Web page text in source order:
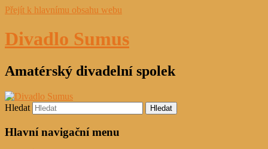
Přejít k hlavnímu obsahu webu
Divadlo Sumus
Amatérský divadelní spolek
Hledat
Hlavní navigační menu